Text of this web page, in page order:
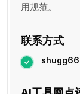
用规范。
联系方式
shugg66